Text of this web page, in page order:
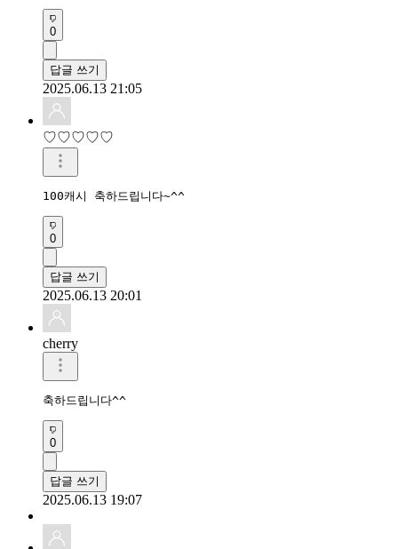
0
답글 쓰기
2025.06.13 21:05
♡♡♡♡♡
100캐시 축하드립니다~^^
0
답글 쓰기
2025.06.13 20:01
cherry
축하드립니다^^
0
답글 쓰기
2025.06.13 19:07